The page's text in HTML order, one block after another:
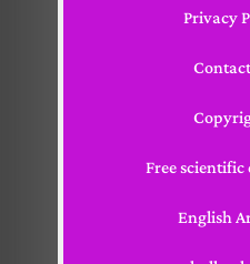
Privacy
Free
English